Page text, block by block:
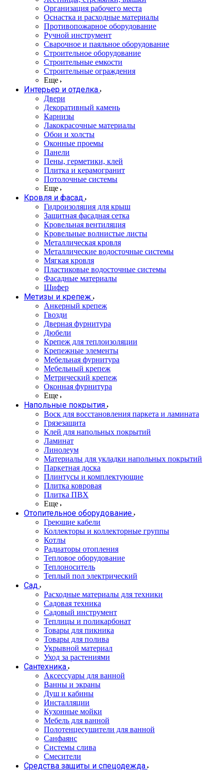
Организация рабочего места
Оснастка и расходные материалы
Противопожарное оборудование
Ручной инструмент
Сварочное и паяльное оборудование
Строительное оборудование
Строительные емкости
Строительные ограждения
Еще
Интерьер и отделка
Двери
Декоративный камень
Карнизы
Лакокрасочные материалы
Обои и холсты
Оконные проемы
Панели
Пены, герметики, клей
Плитка и керамогранит
Потолочные системы
Еще
Кровля и фасад
Гидроизоляция для крыш
Защитная фасадная сетка
Кровельная вентиляция
Кровельные волнистые листы
Металлическая кровля
Металлические водосточные системы
Мягкая кровля
Пластиковые водосточные системы
Фасадные материалы
Шифер
Метизы и крепеж
Анкерный крепеж
Гвозди
Дверная фурнитура
Дюбели
Крепеж для теплоизоляции
Крепежные элементы
Мебельная фурнитура
Мебельный крепеж
Метрический крепеж
Оконная фурнитура
Еще
Напольные покрытия
Воск для восстановления паркета и ламината
Грязезащита
Клей для напольных покрытий
Ламинат
Линолеум
Материалы для укладки напольных покрытий
Паркетная доска
Плинтусы и комплектующие
Плитка ковровая
Плитка ПВХ
Еще
Отопительное оборудование
Греющие кабели
Коллекторы и коллекторные группы
Котлы
Радиаторы отопления
Тепловое оборудование
Теплоноситель
Теплый пол электрический
Сад
Расходные материалы для техники
Садовая техника
Садовый инструмент
Теплицы и поликарбонат
Товары для пикника
Товары для полива
Укрывной материал
Уход за растениями
Сантехника
Аксессуары для ванной
Ванны и экраны
Душ и кабины
Инсталляции
Кухонные мойки
Мебель для ванной
Полотенцесушители для ванной
Санфаянс
Системы слива
Смесители
Средства защиты и спецодежда